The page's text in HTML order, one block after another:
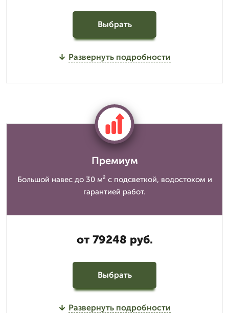
Выбрать
Развернуть подробности
Премиум
Большой навес до 30 м² с подсветкой, водостоком и
гарантией работ.
от 79248 руб.
Выбрать
Развернуть подробности